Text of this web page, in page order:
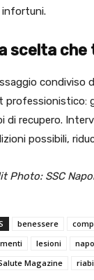
infortuni.
scelta che
condiviso
professionistico:
di recupero.
possibili,
Photo: SSC
benessere
lesioni
Magazine